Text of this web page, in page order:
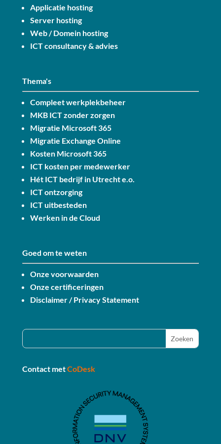
Applicatie hosting
Server hosting
Web / Domein hosting
ICT consultancy & advies
Thema's
Compleet werkplekbeheer
MKB ICT zonder zorgen
Migratie Microsoft 365
Migratie Exchange Online
Kosten Microsoft 365
ICT kosten per medewerker
Hét ICT bedrijf in Utrecht e.o.
ICT ontzorging
ICT uitbesteden
Werken in de Cloud
Goed om te weten
Onze voorwaarden
Onze certificeringen
Disclaimer / Privacy Statement
Contact metCoDesk